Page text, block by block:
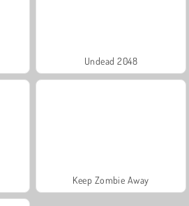
Undead 2048
Keep Zombie Away